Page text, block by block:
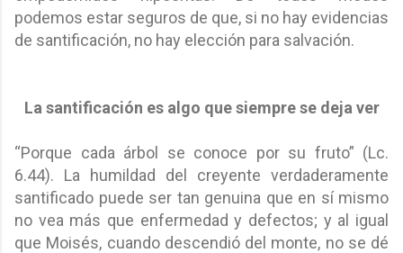
podemos estar seguros de que, si no hay evidencias
de santificación, no hay elección para salvación.
La santificación es algo que siempre se deja ver
“Porque cada árbol se conoce por su fruto” (Lc.
6.44). La humildad del creyente verdaderamente
santificado puede ser tan genuina que en sí mismo
no vea más que enfermedad y defectos; y al igual
que Moisés, cuando descendió del monte, no se dé